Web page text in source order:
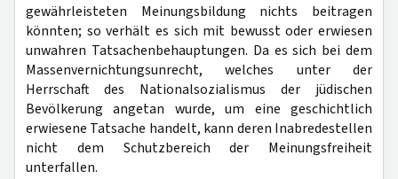
gewährleisteten Meinungsbildung nichts beitragen
könnten; so verhält es sich mit bewusst oder erwiesen
unwahren Tatsachenbehauptungen. Da es sich bei dem
Massenvernichtungsunrecht, welches unter der
Herrschaft des Nationalsozialismus der jüdischen
Bevölkerung angetan wurde, um eine geschichtlich
erwiesene Tatsache handelt, kann deren Inabredestellen
nicht dem Schutzbereich der Meinungsfreiheit
unterfallen.